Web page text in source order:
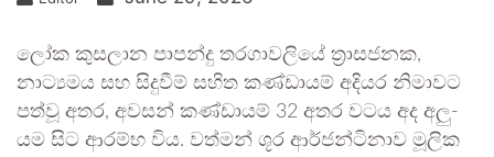
ලෝක කුස­ලාන පාපන්දු තර­ගා­ව­ලියේ ත්‍රාස­ජ­නක,
නාට්‍ය­මය සහ සිදු­වීම් සහිත කණ්ඩා­යම් අදි­යර නිමා­වට
පත්වූ අතර, අව­සන් කණ්ඩා­යම් 32 අතර වටය අද අලු­
යම සිට ආරම්භ විය. වත්මන් ශූර ආර්ජ­න්ටි­නාව මූලික